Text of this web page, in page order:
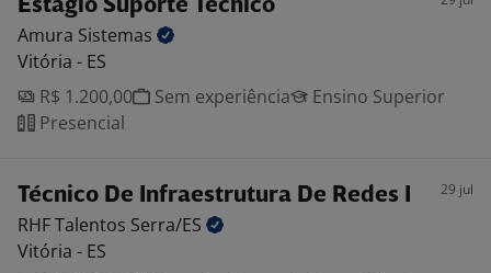
Estágio Suporte Tecnico
Amura Sistemas
Vitória - ES
R$ 1.200,00
Sem experiência
Ensino Superior
Presencial
Técnico De Infraestrutura De Redes I 29 jul
RHF Talentos Serra/ES
Vitória - ES